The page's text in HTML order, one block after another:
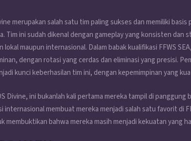
merupakan salah satu tim paling sukses dan memiliki
Tim ini sudah dikenal dengan gameplay yang konsisten dan
lokal maupun internasional. Dalam babak kualifikasi FFWS
dengan rotasi yang cerdas dan eliminasi yang presisi.
kunci keberhasilan tim ini, dengan kepemimpinan yang
Divine, ini bukanlah kali pertama mereka tampil di panggung
internasional membuat mereka menjadi salah satu favorit di
membuktikan bahwa mereka masih menjadi kekuatan yang